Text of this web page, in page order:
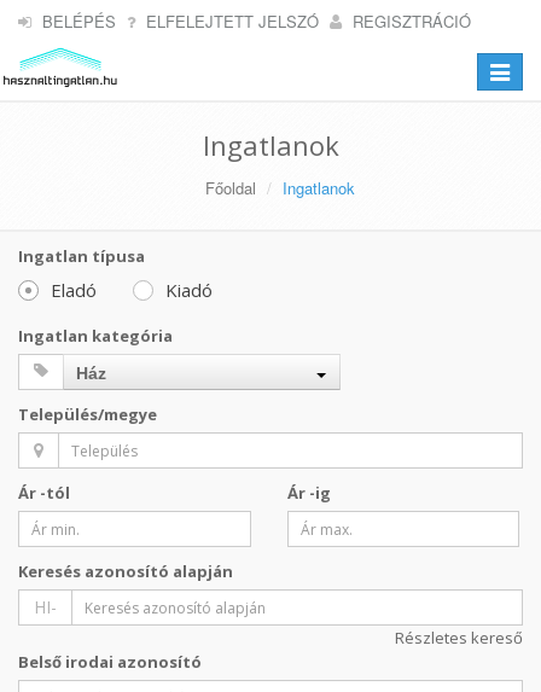
BELÉPÉS ELFELEJTETT JELSZÓ REGISZTRÁCIÓ
Toggle
Ingatlanok
Főoldal Ingatlanok
Ingatlan típusa
Eladó Kiadó
Ingatlan kategória
Ház
Település/megye
Ár -tól Ár -ig
Keresés azonosító alapján
HI-
Részletes kereső
Belső irodai azonosító